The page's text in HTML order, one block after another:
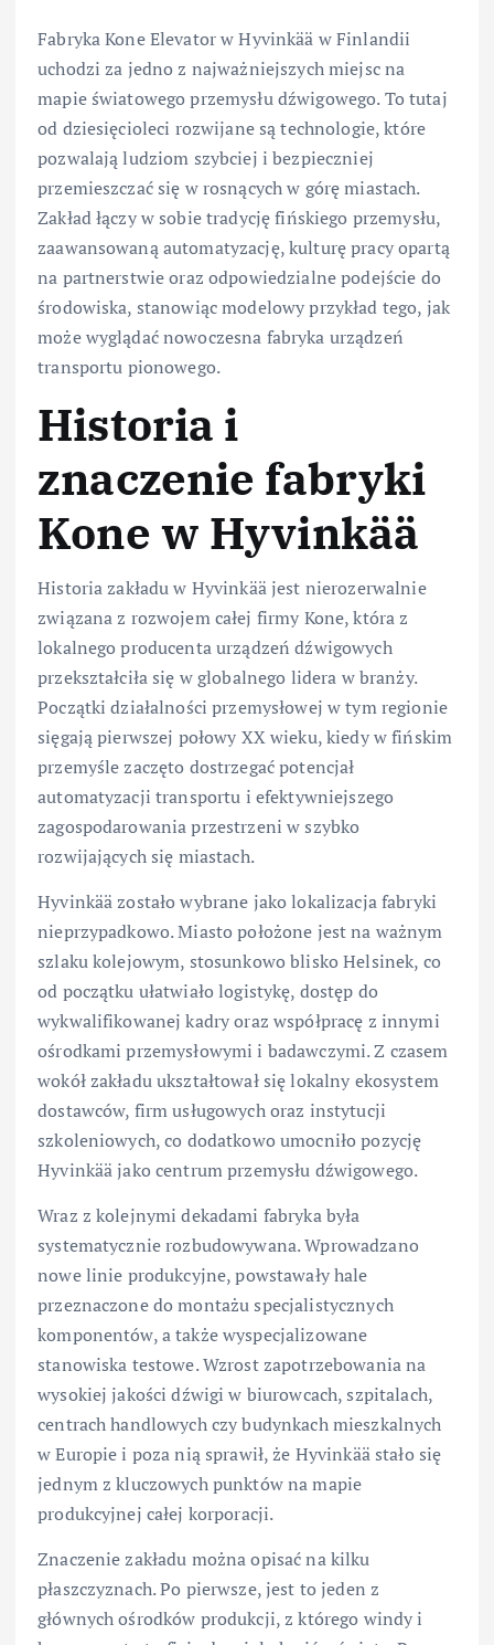
Fabryka Kone Elevator w Hyvinkää w Finlandii
uchodzi za jedno z najważniejszych miejsc na
mapie światowego przemysłu dźwigowego. To tutaj
od dziesięcioleci rozwijane są technologie, które
pozwalają ludziom szybciej i bezpieczniej
przemieszczać się w rosnących w górę miastach.
Zakład łączy w sobie tradycję fińskiego przemysłu,
zaawansowaną automatyzację, kulturę pracy opartą
na partnerstwie oraz odpowiedzialne podejście do
środowiska, stanowiąc modelowy przykład tego, jak
może wyglądać nowoczesna fabryka urządzeń
transportu pionowego.
Historia i
znaczenie fabryki
Kone w Hyvinkää
Historia zakładu w Hyvinkää jest nierozerwalnie
związana z rozwojem całej firmy Kone, która z
lokalnego producenta urządzeń dźwigowych
przekształciła się w globalnego lidera w branży.
Początki działalności przemysłowej w tym regionie
sięgają pierwszej połowy XX wieku, kiedy w fińskim
przemyśle zaczęto dostrzegać potencjał
automatyzacji transportu i efektywniejszego
zagospodarowania przestrzeni w szybko
rozwijających się miastach.
Hyvinkää zostało wybrane jako lokalizacja fabryki
nieprzypadkowo. Miasto położone jest na ważnym
szlaku kolejowym, stosunkowo blisko Helsinek, co
od początku ułatwiało logistykę, dostęp do
wykwalifikowanej kadry oraz współpracę z innymi
ośrodkami przemysłowymi i badawczymi. Z czasem
wokół zakładu ukształtował się lokalny ekosystem
dostawców, firm usługowych oraz instytucji
szkoleniowych, co dodatkowo umocniło pozycję
Hyvinkää jako centrum przemysłu dźwigowego.
Wraz z kolejnymi dekadami fabryka była
systematycznie rozbudowywana. Wprowadzano
nowe linie produkcyjne, powstawały hale
przeznaczone do montażu specjalistycznych
komponentów, a także wyspecjalizowane
stanowiska testowe. Wzrost zapotrzebowania na
wysokiej jakości dźwigi w biurowcach, szpitalach,
centrach handlowych czy budynkach mieszkalnych
w Europie i poza nią sprawił, że Hyvinkää stało się
jednym z kluczowych punktów na mapie
produkcyjnej całej korporacji.
Znaczenie zakładu można opisać na kilku
płaszczyznach. Po pierwsze, jest to jeden z
głównych ośrodków produkcji, z którego windy i